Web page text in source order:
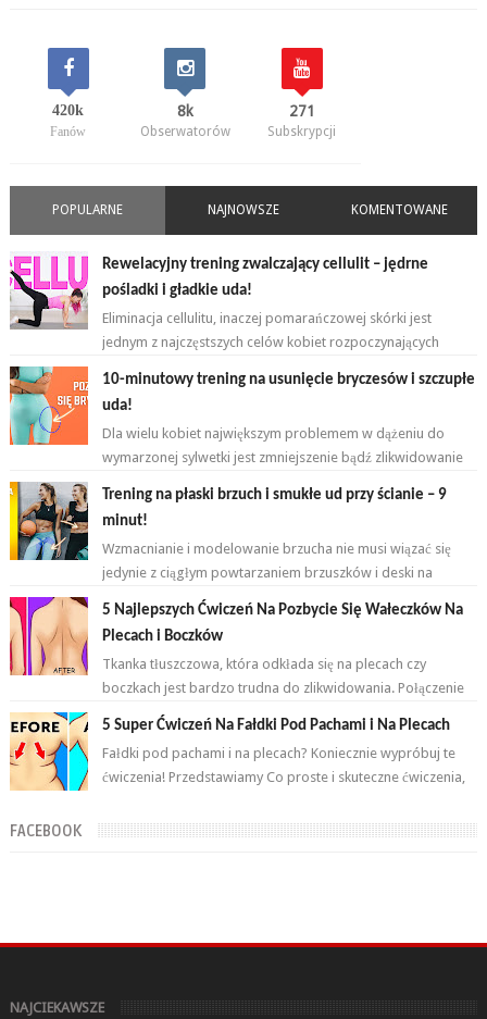
420k
Fanów
8k
Obserwatorów
271
Subskrypcji
POPULARNE NAJNOWSZE KOMENTOWANE
Rewelacyjny trening zwalczający cellulit – jędrne
pośladki i gładkie uda!
Eliminacja cellulitu, inaczej pomarańczowej skórki jest
jednym z najczęstszych celów kobiet rozpoczynających
10-minutowy trening na usunięcie bryczesów i szczupłe
uda!
Dla wielu kobiet największym problemem w dążeniu do
wymarzonej sylwetki jest zmniejszenie bądź zlikwidowanie
Trening na płaski brzuch i smukłe ud przy ścianie – 9
minut!
Wzmacnianie i modelowanie brzucha nie musi wiązać się
jedynie z ciągłym powtarzaniem brzuszków i deski na
przemian. Brzuch to nie jeden...
5 Najlepszych Ćwiczeń Na Pozbycie Się Wałeczków Na
Plecach i Boczków
Tkanka tłuszczowa, która odkłada się na plecach czy
boczkach jest bardzo trudna do zlikwidowania. Połączenie
odpowiednich ćwiczeń oraz ...
5 Super Ćwiczeń Na Fałdki Pod Pachami i Na Plecach
Fałdki pod pachami i na plecach? Koniecznie wypróbuj te
ćwiczenia! Przedstawiamy Co proste i skuteczne ćwiczenia,
FACEBOOK
NAJCIEKAWSZE